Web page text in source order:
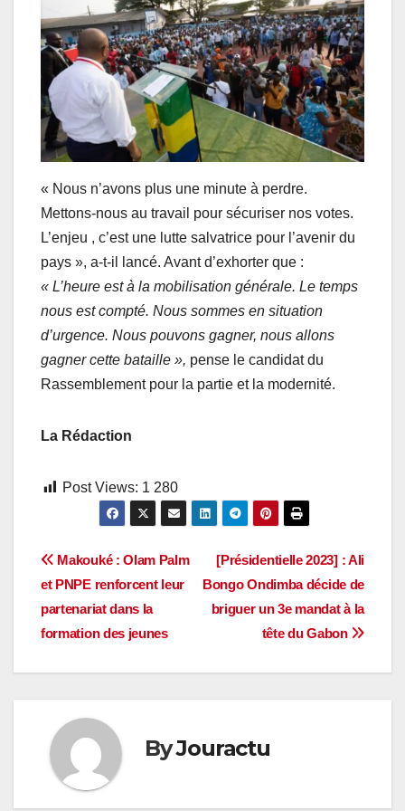
« Nous n’avons plus une minute à perdre.
Mettons-nous au travail pour sécuriser nos votes.
L’enjeu , c’est une lutte salvatrice pour l’avenir du
pays », a-t-il lancé. Avant d’exhorter que :
« L’heure est à la mobilisation générale. Le temps
nous est compté. Nous sommes en situation
d’urgence. Nous pouvons gagner, nous allons
gagner cette bataille », pense le candidat du
Rassemblement pour la partie et la modernité.
La Rédaction
Post Views: 1 280
Navigation
de
l’article
[Présidentielle 2023] : Ali
Bongo Ondimba décide de
briguer un 3e mandat à la
tête du Gabon
Makouké : Olam Palm
et PNPE renforcent leur
partenariat dans la
formation des jeunes
ByJouractu